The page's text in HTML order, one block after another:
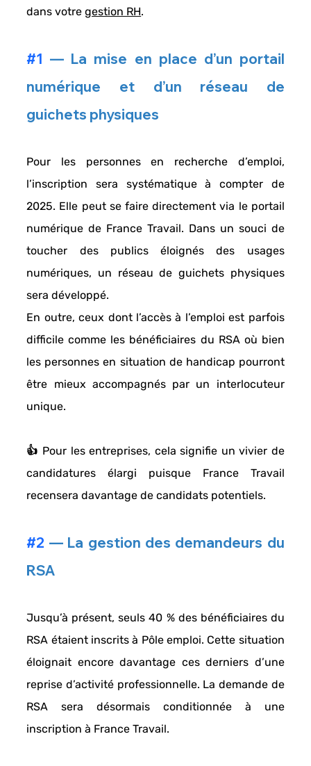
dans votre gestion RH.
#1 — La mise en place d’un portail
numérique et d’un réseau de
guichets physiques
Pour les personnes en recherche d’emploi
l’inscription sera systématique à compter de
2025. Elle peut se faire directement via le portail
numérique de France Travail. Dans un souci de
toucher des publics éloignés des usages
numériques, un réseau de guichets physiques
sera développé.
En outre, ceux dont l’accès à l’emploi est parfois
difficile comme les bénéficiaires du RSA où bien
les personnes en situation de handicap pourront
être mieux accompagnés par un interlocuteur
unique.
👍 Pour les entreprises, cela signifie un vivier de
candidatures élargi puisque France Travail
recensera davantage de candidats potentiels.
#2 — La gestion des demandeurs du
RSA
Jusqu’à présent, seuls 40 % des bénéficiaires du
RSA étaient inscrits à Pôle emploi. Cette situation
éloignait encore davantage ces derniers d’une
reprise d’activité professionnelle. La demande de
RSA sera désormais conditionnée à une
inscription à France Travail.